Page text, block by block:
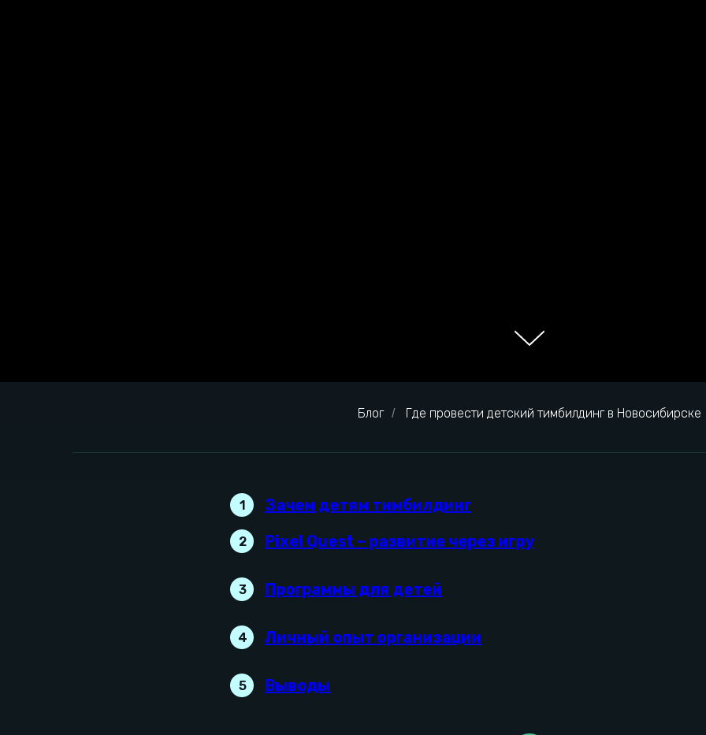
Блог / Где провести детский тимбилдинг в Новосибирске
1 Зачем детям тимбилдинг
2 Pixel Quest – развитие через игру
3 Программы для детей
4 Личный опыт организации
5 Выводы